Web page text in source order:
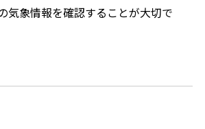
気象情報を確認することが大切で